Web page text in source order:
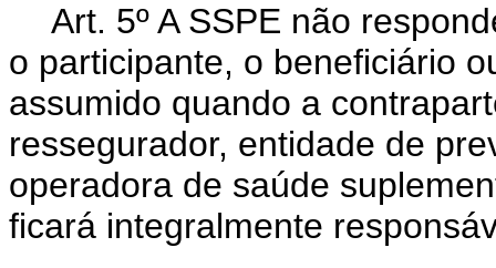
Art. 5º A SSPE não
o participante, o beneficiário
assumido quando a
ressegurador, entidade de
operadora de saúde
ficará integralmente